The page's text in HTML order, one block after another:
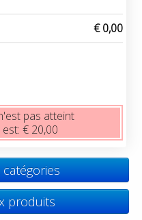
€ 0,00
pas atteint
€ 20,00
produits